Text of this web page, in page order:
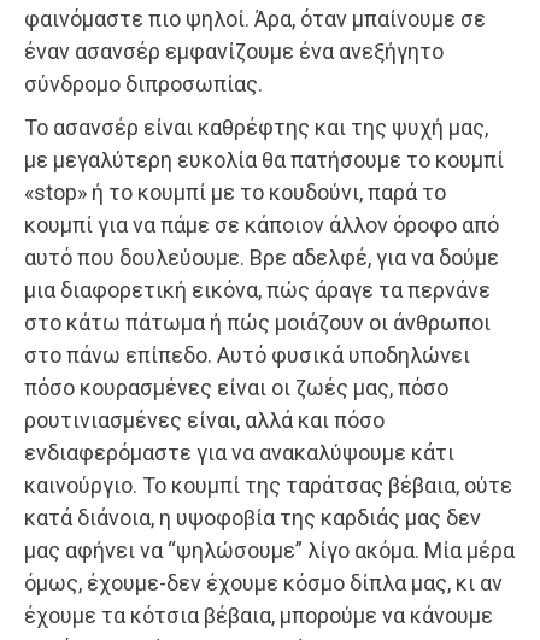
φαινόμαστε πιο ψηλοί. Άρα, όταν μπαίνουμε σε
έναν ασανσέρ εμφανίζουμε ένα ανεξήγητο
σύνδρομο διπροσωπίας.
Το ασανσέρ είναι καθρέφτης και της ψυχή μας,
με μεγαλύτερη ευκολία θα πατήσουμε το κουμπί
«stop» ή το κουμπί με το κουδούνι, παρά το
κουμπί για να πάμε σε κάποιον άλλον όροφο από
αυτό που δουλεύουμε. Βρε αδελφέ, για να δούμε
μια διαφορετική εικόνα, πώς άραγε τα περνάνε
στο κάτω πάτωμα ή πώς μοιάζουν οι άνθρωποι
στο πάνω επίπεδο. Αυτό φυσικά υποδηλώνει
πόσο κουρασμένες είναι οι ζωές μας, πόσο
ρουτινιασμένες είναι, αλλά και πόσο
ενδιαφερόμαστε για να ανακαλύψουμε κάτι
καινούργιο. Το κουμπί της ταράτσας βέβαια, ούτε
κατά διάνοια, η υψοφοβία της καρδιάς μας δεν
μας αφήνει να “ψηλώσουμε” λίγο ακόμα. Μία μέρα
όμως, έχουμε-δεν έχουμε κόσμο δίπλα μας, κι αν
έχουμε τα κότσια βέβαια, μπορούμε να κάνουμε